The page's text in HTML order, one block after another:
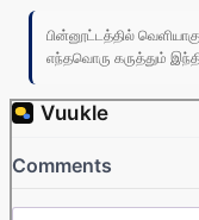
பின்னூட்டத்தில்
எந்தவொரு கருத்தும்